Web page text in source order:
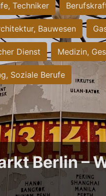
Techniker
Bauwesen
Dienst Medizin,
Soziale Berufe
Berlin –